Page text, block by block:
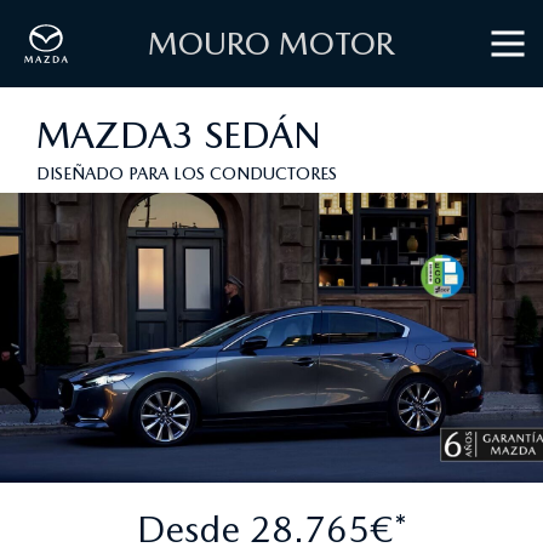
MOURO MOTOR
MAZDA3 SEDÁN
DISEÑADO PARA LOS CONDUCTORES
Desde 28.765€*